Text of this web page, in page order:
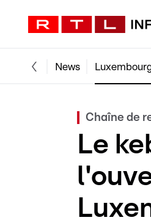
News
Chaîne de
Le